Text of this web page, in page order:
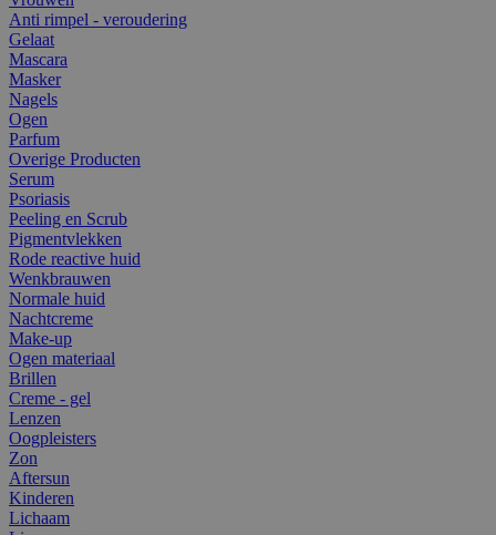
Anti rimpel - veroudering
Gelaat
Mascara
Masker
Nagels
Ogen
Parfum
Overige Producten
Serum
Psoriasis
Peeling en Scrub
Pigmentvlekken
Rode reactive huid
Wenkbrauwen
Normale huid
Nachtcreme
Make-up
Ogen materiaal
Brillen
Creme - gel
Lenzen
Oogpleisters
Zon
Aftersun
Kinderen
Lichaam